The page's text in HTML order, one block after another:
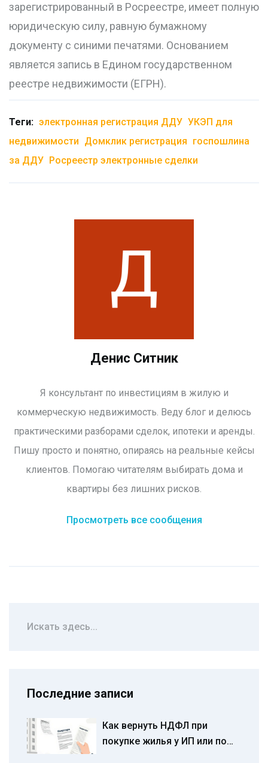
зарегистрированный в Росреестре, имеет полную
юридическую силу, равную бумажному
документу с синими печатями. Основанием
является запись в Едином государственном
реестре недвижимости (ЕГРН).
Теги: электронная регистрация ДДУ УКЭП для
недвижимости Домклик регистрация госпошлина
за ДДУ Росреестр электронные сделки
Денис Ситник
Я консультант по инвестициям в жилую и
коммерческую недвижимость. Веду блог и делюсь
практическими разборами сделок, ипотеки и аренды.
Пишу просто и понятно, опираясь на реальные кейсы
клиентов. Помогаю читателям выбирать дома и
квартиры без лишних рисков.
Просмотреть все сообщения
Последние записи
Как вернуть НДФЛ при
покупке жилья у ИП или по